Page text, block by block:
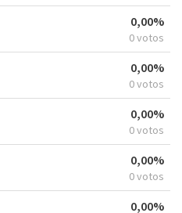
0,00%
0 votos
0,00%
0 votos
0,00%
0 votos
0,00%
0 votos
0,00%